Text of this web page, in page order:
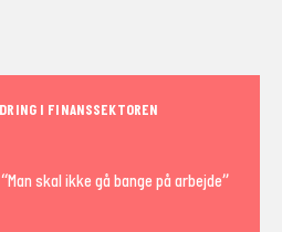
I FINANSSEKTOREN
skal ikke gå bange på arbejde”